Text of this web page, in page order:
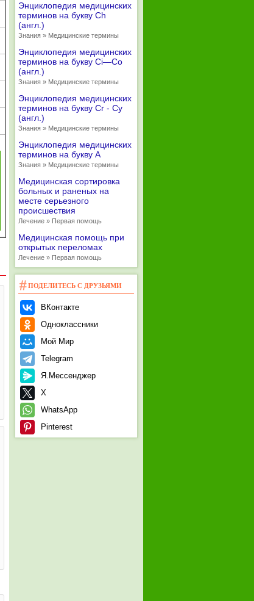
Энциклопедия медицинских
терминов на букву Ch
(англ.)
Знания » Медицинские термины
Энциклопедия медицинских
терминов на букву Ci—Co
(англ.)
Знания » Медицинские термины
Энциклопедия медицинских
терминов на букву Cr - Cy
(англ.)
Знания » Медицинские термины
Энциклопедия медицинских
терминов на букву А
Знания » Медицинские термины
Медицинская сортировка
больных и раненых на
месте серьезного
происшествия
Лечение » Первая помощь
Медицинская помощь при
открытых переломах
Лечение » Первая помощь
ПОДЕЛИТЕСЬ С ДРУЗЬЯМИ
ВКонтакте
Одноклассники
Мой Мир
Telegram
Я.Мессенджер
X
WhatsApp
Pinterest